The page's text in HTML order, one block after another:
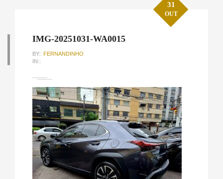
IMG-20251031-WA0015
BY:: FERNANDINHO
IN::
31
OUT